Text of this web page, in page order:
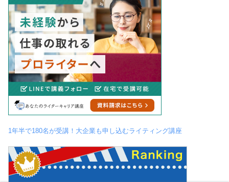
1年半で180名が受講！大企業も申し込むライティング講座